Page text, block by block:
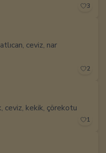
3
ceviz, nar
2
ceviz, kekik, çörekotu
1